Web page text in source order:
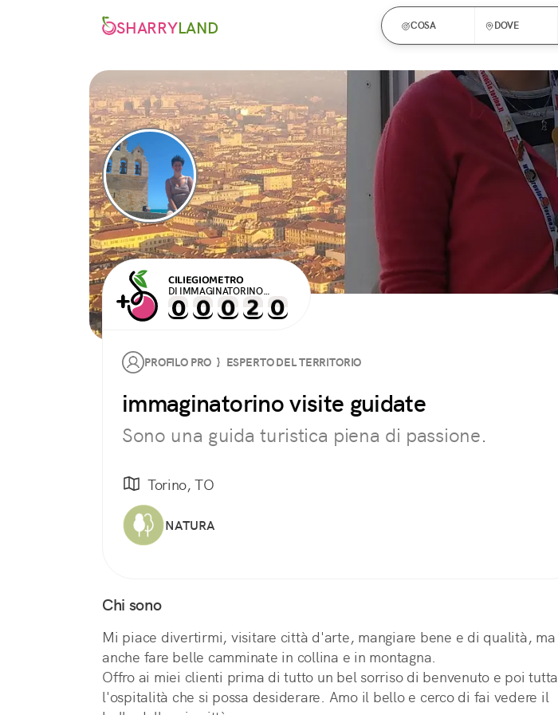
SHARRYLAND COSA DOVE
CILIEGIOMETRO
DI IMMAGINATORINO
VISITE GUIDATE
PROFILO PRO } ESPERTO DEL TERRITORIO
immaginatorino visite guidate
Sono una guida turistica piena di passione.
Torino, TO
NATURA
Chi sono
Mi piace divertirmi, visitare città d'arte, mangiare bene e di qualità, ma
anche fare belle camminate in collina e in montagna.
Offro ai miei clienti prima di tutto un bel sorriso di benvenuto e poi tutta
l'ospitalità che si possa desiderare. Amo il bello e cerco di fai vedere il